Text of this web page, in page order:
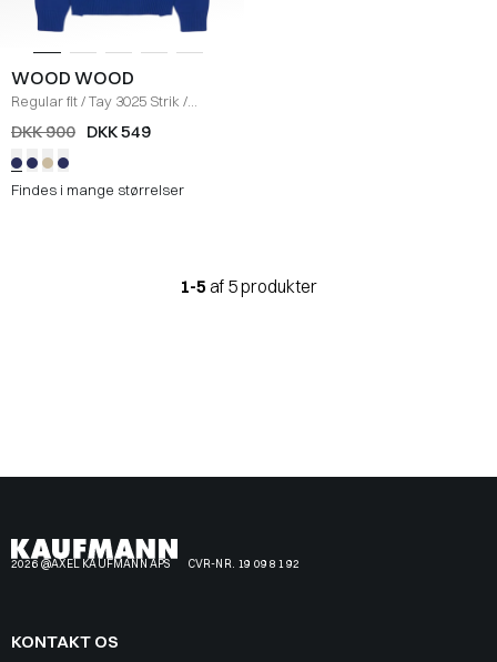
WOOD WOOD
Regular fit/Tay 3025 Strik /
COBOLT
DKK 900 DKK 549
Findes i mange størrelser
1-5 af 5 produkter
2026 @AXEL KAUFMANN APS CVR-NR. 19 09 81 92
KONTAKT OS